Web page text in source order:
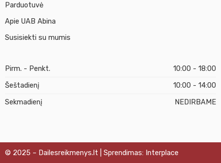
Parduotuvė
Apie UAB Abina
Susisiekti su mumis
Pirm. - Penkt.
10:00 - 18:00
Šeštadienį
10:00 - 14:00
Sekmadienį
NEDIRBAME
© 2025 – Dailesreikmenys.lt | Sprendimas: Interplace